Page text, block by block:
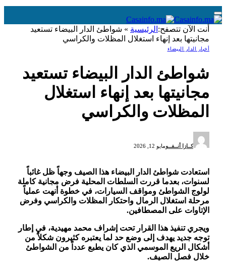
أنت الآن تتصفح:الرئيسية»شواطئ الدار البيضاء تستعيد
مجانيتها بعد إنهاء استغلال المظلات والكراسي
أخبار الدار البيضاء
شواطئ الدار البيضاء تستعيد
مجانيتها بعد إنهاء استغلال
المظلات والكراسي
كــازا أنــفــومايو 12, 2026
استعادت شواطئالدار البيضاءهذا الصيف وجهاً ظل غائباً
لسنوات، بعدما قررت السلطات المحلية فرض مجانية كاملة
لولوج الشواطئ ومواقف السيارات، في خطوة أنهت عملياً
مرحلة استغلال الرمال واحتكار المظلات والكراسي وفرض
الإتاوات على المصطافين.
ويجري تنفيذ هذا القرار تحت إشرافمحمد مهيدية، في إطار
توجه جديد يهدف إلى وضع حد لما يعتبره كثيرون شكلاً من
أشكال الريع الموسمي الذي كان يطبع عدداً من الشواطئ
خلال فصل الصيف.